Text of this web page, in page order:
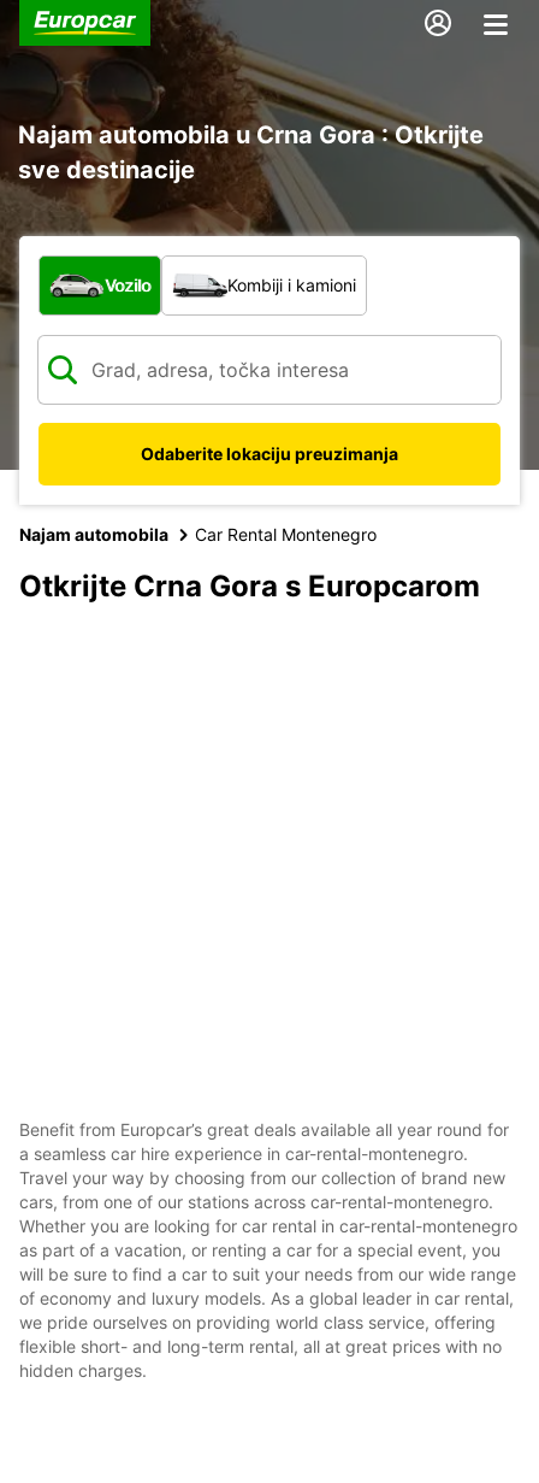
Najam automobila u Crna Gora : Otkrijte
sve destinacije
Koja vrsta vozila?
Vozilo Kombiji i kamioni
Odaberite lokaciju preuzimanja
Najam automobila Car Rental Montenegro
Otkrijte Crna Gora s Europcarom
Benefit from Europcar’s great deals available all year round for
a seamless car hire experience in car-rental-montenegro.
Travel your way by choosing from our collection of brand new
cars, from one of our stations across car-rental-montenegro.
Whether you are looking for car rental in car-rental-montenegro
as part of a vacation, or renting a car for a special event, you
will be sure to find a car to suit your needs from our wide range
of economy and luxury models. As a global leader in car rental,
we pride ourselves on providing world class service, offering
flexible short- and long-term rental, all at great prices with no
hidden charges.